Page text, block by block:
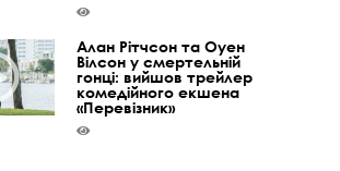
Алан Рітчсон та Оуен
Вілсон у смертельній
гонці: вийшов трейлер
комедійного екшена
«Перевізник»